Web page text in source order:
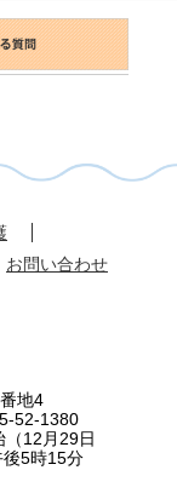
お問い合わせ
地4
52-1380
（12月29日
5時15分